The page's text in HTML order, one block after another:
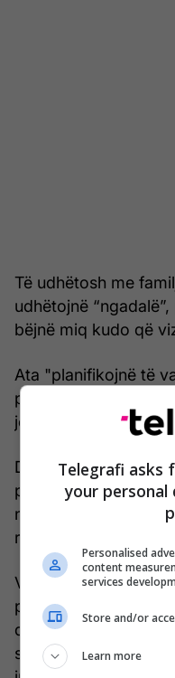
Të udhëtosh me
udhëtojnë
bëjnë miq kudo që
Ata "planifikojnë të
pacaktuar derisa të
jonë ka nevojë për
Dhe ndërsa pjesë të
pas kufizimeve të
numër në rritje
ri për të punuar nga
Vitin e kaluar, gati
përdorën faqen për
distancë; dhe këtë
sondazhin e saj me
Telegrafi asks
your
Personalised
content
services
Store and/or
Learn more